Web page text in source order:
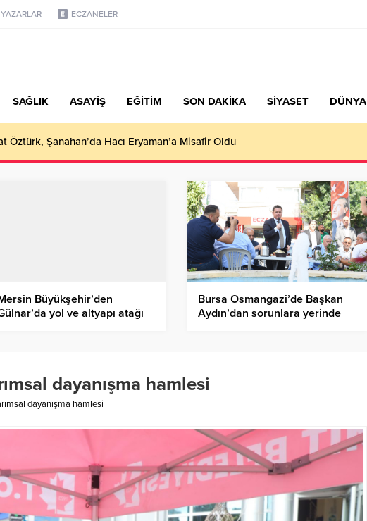
YAZARLAR ECZANELER
SAĞLIK ASAYİŞ EĞİTİM SON DAKİKA SİYASET DÜNYA
Öztürk, Şanahan’da Hacı Eryaman’a Misafir Oldu
Büyükşehir’den
yol ve altyapı atağı
Bursa Osmangazi’de Başkan
Aydın’dan sorunlara yerinde
dayanışma hamlesi
dayanışma hamlesi